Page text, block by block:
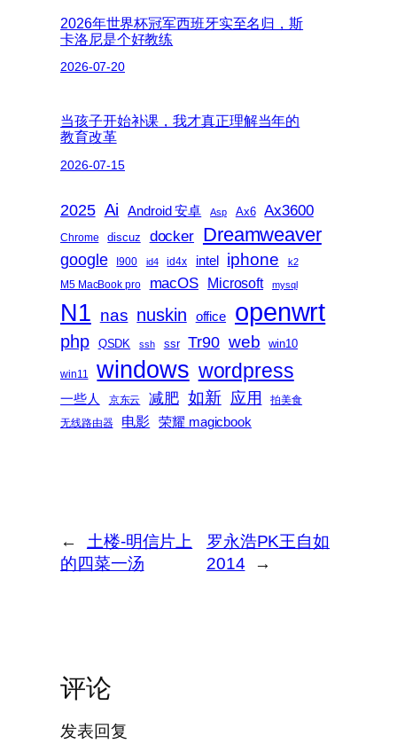
2026年世界杯冠军西班牙实至名归，斯
卡洛尼是个好教练
2026-07-20
当孩子开始补课，我才真正理解当年的
教育改革
2026-07-15
2025 Ai Android 安卓 Asp Ax6 Ax3600
Chrome discuz docker Dreamweaver
google I900 id4 id4x intel iphone k2
M5 MacBook pro macOS Microsoft mysql
N1 nas nuskin office openwrt
php QSDK ssh ssr Tr90 web win10
win11 windows wordpress
一些人 京东云 减肥 如新 应用
拍美食
无线路由器
电影 荣耀 magicbook
←
土楼-明信片上
的四菜一汤
罗永浩PK王自如
2014
→
评论
发表回复